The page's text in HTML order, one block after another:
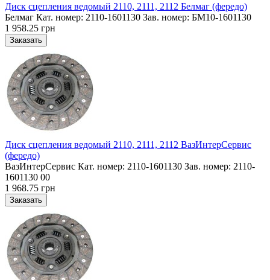
Диск сцепления ведомый 2110, 2111, 2112 Белмаг (фередо)
Белмаг Кат. номер: 2110-1601130 Зав. номер: БМ10-1601130
1 958.25 грн
Диск сцепления ведомый 2110, 2111, 2112 ВазИнтерСервис
(фередо)
ВазИнтерСервис Кат. номер: 2110-1601130 Зав. номер: 2110-
1601130 00
1 968.75 грн